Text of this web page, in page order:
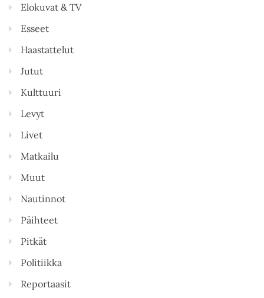
Elokuvat & TV
Esseet
Haastattelut
Jutut
Kulttuuri
Levyt
Livet
Matkailu
Muut
Nautinnot
Päihteet
Pitkät
Politiikka
Reportaasit